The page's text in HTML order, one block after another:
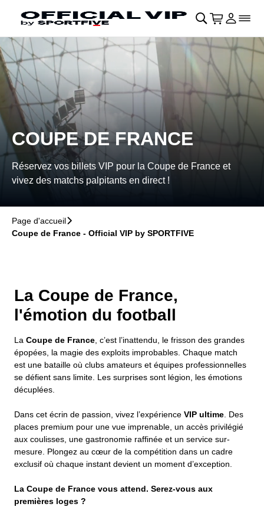
Retour au menu principal􀄫
􀊫 Cart
􀍩 Se
􀉩􀌇
COUPE DE FRANCE
Réservez vos billets VIP pour la Coupe de France et
vivez des matchs palpitants en direct !
Page d'accueil􀆊
Coupe de France - Official VIP by SPORTFIVE
La Coupe de France,
l'émotion du football
La Coupe de France , c’est l’inattendu, le frisson des grandes
épopées, la magie des exploits improbables. Chaque match
est une bataille où clubs amateurs et équipes professionnelles
se défient sans limite. Les surprises sont légion, les émotions
décuplées.
Dans cet écrin de passion, vivez l’expérience VIP ultime . Des
places premium pour une vue imprenable, un accès privilégié
aux coulisses, une gastronomie raffinée et un service sur-
mesure. Plongez au cœur de la compétition dans un cadre
exclusif où chaque instant devient un moment d’exception.
La Coupe de France vous attend. Serez-vous aux
premières loges ?